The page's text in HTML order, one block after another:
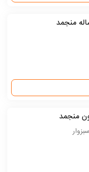
منجمد
منجمد